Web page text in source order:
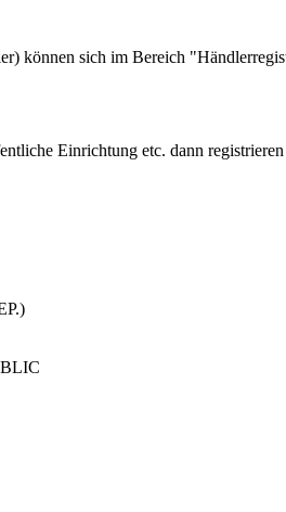
können sich im Bereich
Einrichtung etc. dann